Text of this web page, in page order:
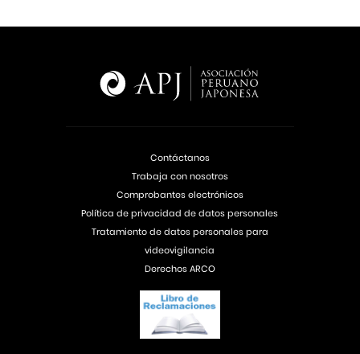
Contáctanos
Trabaja con nosotros
Comprobantes electrónicos
Política de privacidad de datos personales
Tratamiento de datos personales para
videovigilancia
Derechos ARCO